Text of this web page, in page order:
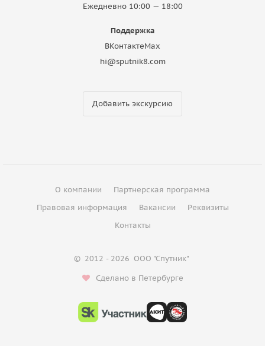
Ежедневно 10:00 — 18:00
Поддержка
ВКонтактеMax
hi@sputnik8.com
Добавить экскурсию
О компании
Партнерская программа
Правовая информация
Вакансии
Реквизиты
Контакты
© 2012 - 2026 ООО "Спутник"
Сделано в Петербурге